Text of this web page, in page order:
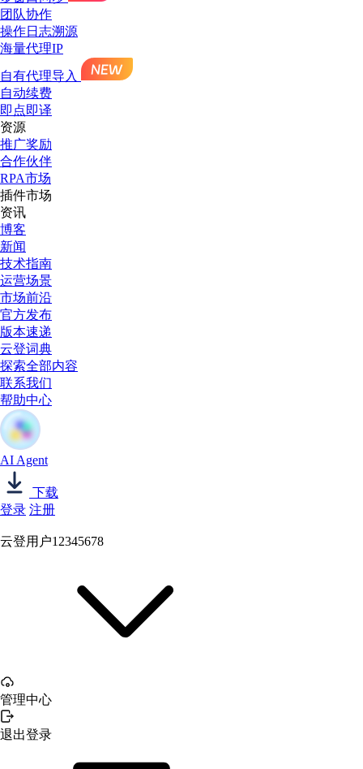
团队协作
操作日志溯源
海量代理IP
自有代理导入
自动续费
即点即译
资源
推广奖励
合作伙伴
RPA市场
插件市场
资讯
博客
新闻
技术指南
运营场景
市场前沿
官方发布
版本速递
云登词典
探索全部内容
联系我们
帮助中心
AI Agent
下载
登录 注册
云登用户12345678
管理中心
退出登录